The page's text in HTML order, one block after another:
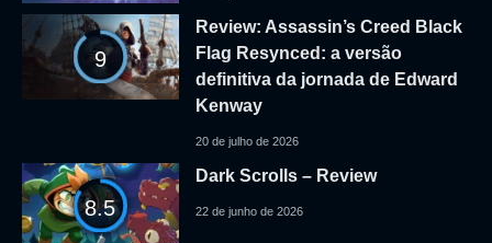
9
Review: Assassin’s Creed Black
Flag Resynced: a versão
definitiva da jornada de Edward
Kenway
20 de julho de 2026
8.5
Dark Scrolls – Review
22 de junho de 2026